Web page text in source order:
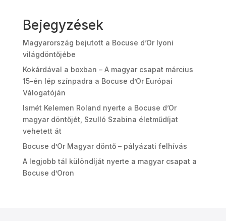
Bejegyzések
Magyarország bejutott a Bocuse d’Or lyoni
világdöntőjébe
Kokárdával a boxban – A magyar csapat március
15-én lép színpadra a Bocuse d’Or Európai
Válogatóján
Ismét Kelemen Roland nyerte a Bocuse d’Or
magyar döntőjét, Szulló Szabina életműdíjat
vehetett át
Bocuse d’Or Magyar döntő – pályázati felhívás
A legjobb tál különdíját nyerte a magyar csapat a
Bocuse d’Oron